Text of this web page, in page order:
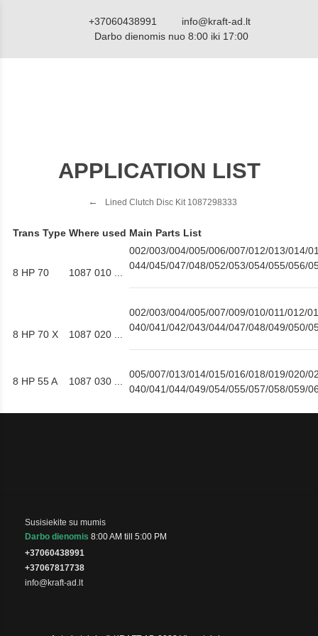
+37060438991
info@kraft-ad.lt
Darbo dienomis nuo 8:00 iki 17:00
APPLICATION LIST
Lined Clutch Disc Kit 1087298333
Trans Type Where used Main Parts List
8 HP 70 1087 010 ...
002/003/004/005/006/007/012/013/014/
044/045/047/048/052/053/054/055/056/
8 HP 70 X 1087 020 ...
002/003/004/005/007/009/010/011/012/
040/041/042/043/044/047/048/049/050/
8 HP 55 A 1087 030 ...
005/007/013/014/015/016/018/019/020/
040/041/044/049/054/055/057/058/059/
Susisiekite su mumis
Darbo dienomis 8:00 AM till 5:00 PM
+37060438991
+37067817738
info@kraft-ad.lt